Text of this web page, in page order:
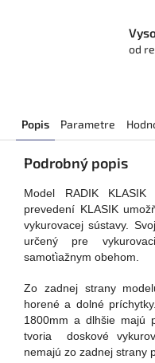
od
Popis Parametre
Podrobný popis
Model RADIK
prevedení KLASIK
vykurovacej sústavy.
určený pre
samoťiažnym obehom.
Zo zadnej strany
horené a dolné
1800mm a dlhšie majú
tvoria doskové
nemajú zo zadnej strany